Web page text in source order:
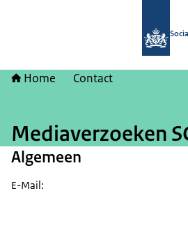
Home Contact
Mediaverzoeken
Algemeen
E-Mail: